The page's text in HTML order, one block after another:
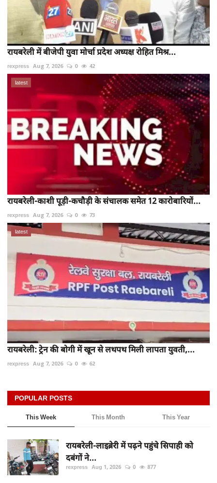
रायबरेली में बीजेपी युवा मोर्चा प्रदेश अध्यक्ष रोहित मिश्र...
rexpress Aug 7, 2026 0 42
latest
रायबरेली-काशी पूड़ी-कचौड़ी के संचालक समेत 12 कारोबारियों...
rexpress Aug 7, 2026 0 73
latest
रायबरेली: ट्रेन की बोगी में खून से लथपथ मिली लापता युवती,...
rexpress Aug 7, 2026 0 62
POPULAR POSTS
This Week This Month This Year
रायबरेली-लाइब्रेरी में पढ़ने पहुंचे सिपाही को
दबंगों ने...
rexpress Aug 1, 2026 0 877